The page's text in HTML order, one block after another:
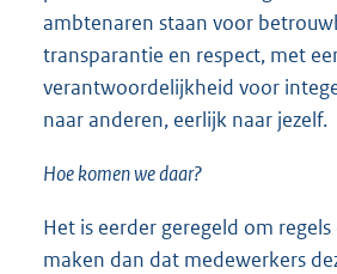
ambtenaren staan voor
transparantie en respect, met
verantwoordelijkheid voor
naar anderen, eerlijk naar jezelf.
Hoe komen we daar?
Het is eerder geregeld om
maken dan dat medewerkers